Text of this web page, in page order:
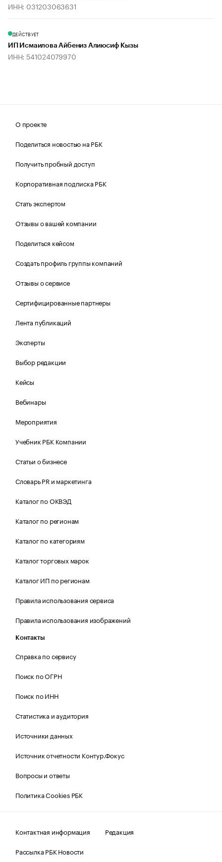
ИНН: 031203063631
ДЕЙСТВУЕТ
ИП Исмаилова Айбениз Алиюсиф Кызы
ИНН: 541024079970
О проекте
Поделиться новостью на РБК
Получить пробный доступ
Корпоративная подписка РБК
Стать экспертом
Отзывы о вашей компании
Поделиться кейсом
Создать профиль группы компаний
Отзывы о сервисе
Сертифицированные партнеры
Лента публикаций
Эксперты
Выбор редакции
Кейсы
Вебинары
Мероприятия
Учебник РБК Компании
Статьи о бизнесе
Словарь PR и маркетинга
Каталог по ОКВЭД
Каталог по регионам
Каталог по категориям
Каталог торговых марок
Каталог ИП по регионам
Правила использования сервиса
Правила использования изображений
Контакты
Справка по сервису
Поиск по ОГРН
Поиск по ИНН
Статистика и аудитория
Источники данных
Источник отчетности Контур.Фокус
Вопросы и ответы
Политика Cookies РБК
Контактная информация
Редакция
Рассылка РБК Новости